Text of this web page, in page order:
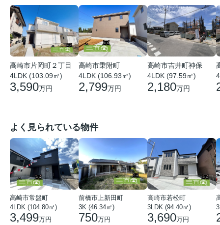
高崎市片岡町２丁目
4LDK (103.09㎡)
3,590万円
高崎市乗附町
4LDK (106.93㎡)
2,799万円
高崎市吉井町神保
4LDK (97.59㎡)
2,180万円
よく見られている物件
高崎市常盤町
4LDK (104.80㎡)
3,499万円
前橋市上新田町
3K (46.34㎡)
750万円
高崎市若松町
3LDK (94.40㎡)
3,690万円